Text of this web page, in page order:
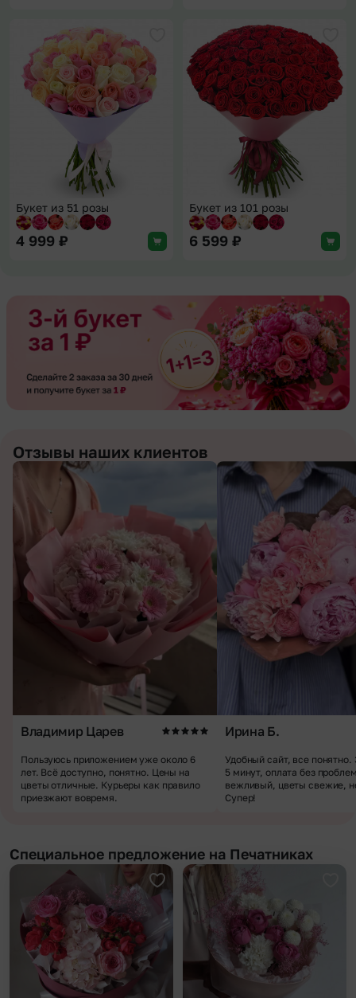
Добавить в избранное
Букет из 51 розы
4 999 ₽
Букет из 101 розы
6 599 ₽
Отзывы наших клиентов
Владимир Царев
Пользуюсь приложением уже около 6
лет. Всё доступно, понятно. Цены на
цветы отличные. Курьеры как правило
приезжают вовремя.
Ирина Б.
Удобный сайт, все понятно.
5 минут, оплата без
вежливый, цветы свежие,
Супер!
Специальное предложение на Печатниках
Добавить в избранное